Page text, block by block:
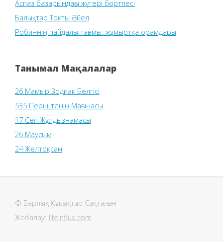
Аспаз базарындағы жүгері бөртпесі
Балықтар Тоқты Әйел
Робиннің пайдалы тағамы: жұмыртқа орамдары
Танымал Мақалалар
26 Мамыр Зодиак Белгісі
535 Періштенің Мағынасы
17 Сеп Жұлдызнамасы
26 Маусым
24 Желтоқсан
© Барлық Құқықтар Сақталған
Жобалау: lifeinflux.com